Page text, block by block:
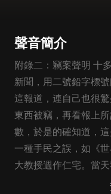
聲音簡介
附錄二：竊案聲明 十
新聞，用二號鉛字標
這報道，連自己也很
東西被竊，再看報上
數，於是的確知道，
一種手民之誤，如《
大教授週作仁宅。當
道： “本日貴報第六